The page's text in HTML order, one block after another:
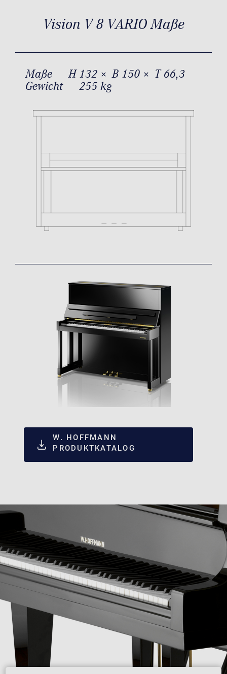
Vision V 8 VARIO Maße
Maße
H 132 × B 150 × T 66,3
Gewicht
255 kg
W. HOFFMANN
PRODUKTKATALOG